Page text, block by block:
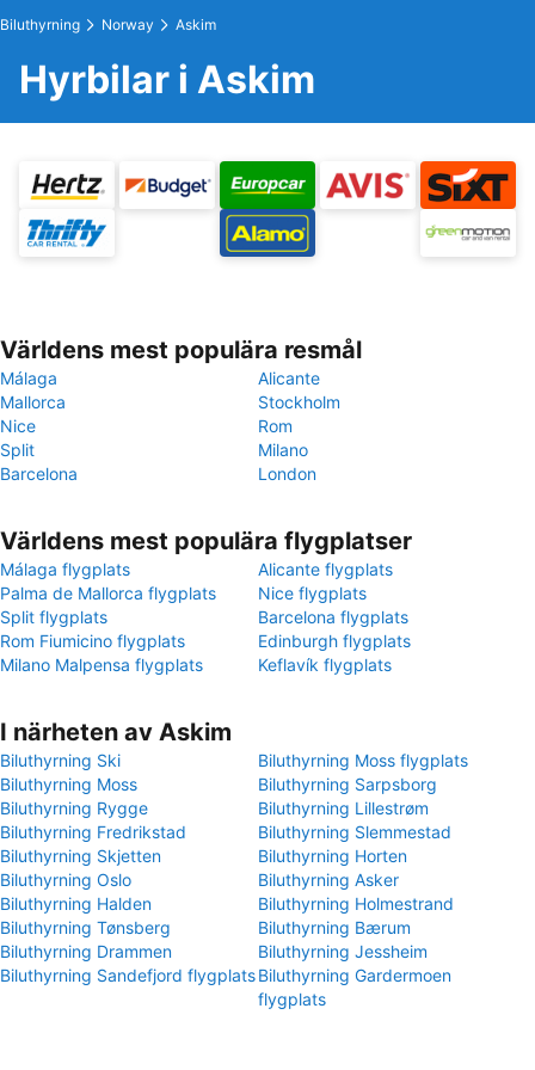
Biluthyrning Norway Askim
Hyrbilar i Askim
Världens mest populära resmål
Málaga
Alicante
Mallorca
Stockholm
Nice
Rom
Split
Milano
Barcelona
London
Världens mest populära flygplatser
Málaga flygplats
Alicante flygplats
Palma de Mallorca flygplats
Nice flygplats
Split flygplats
Barcelona flygplats
Rom Fiumicino flygplats
Edinburgh flygplats
Milano Malpensa flygplats
Keflavík flygplats
I närheten av Askim
Biluthyrning Ski
Biluthyrning Moss flygplats
Biluthyrning Moss
Biluthyrning Sarpsborg
Biluthyrning Rygge
Biluthyrning Lillestrøm
Biluthyrning Fredrikstad
Biluthyrning Slemmestad
Biluthyrning Skjetten
Biluthyrning Horten
Biluthyrning Oslo
Biluthyrning Asker
Biluthyrning Halden
Biluthyrning Holmestrand
Biluthyrning Tønsberg
Biluthyrning Bærum
Biluthyrning Drammen
Biluthyrning Jessheim
Biluthyrning Sandefjord flygplatsBiluthyrning Gardermoen
flygplats